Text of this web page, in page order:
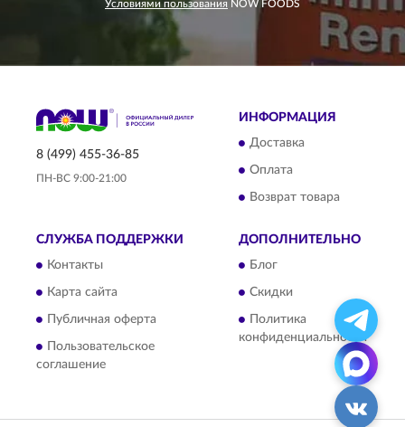
Условиями пользования NOW FOODS
8 (499) 455-36-85
ПН-ВС 9:00-21:00
ИНФОРМАЦИЯ
Доставка
Оплата
Возврат товара
СЛУЖБА ПОДДЕРЖКИ
Контакты
Карта сайта
Публичная оферта
Пользовательское
соглашение
ДОПОЛНИТЕЛЬНО
Блог
Скидки
Политика
конфиденциальности